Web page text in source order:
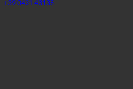
+39 0431 43138